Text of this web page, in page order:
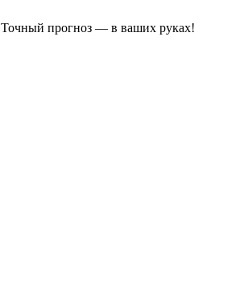
Точный прогноз — в ваших руках!